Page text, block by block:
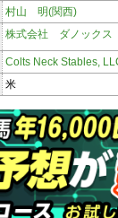
村山 明(関西)
株式会社 ダノックス
Colts Neck Stables,
米